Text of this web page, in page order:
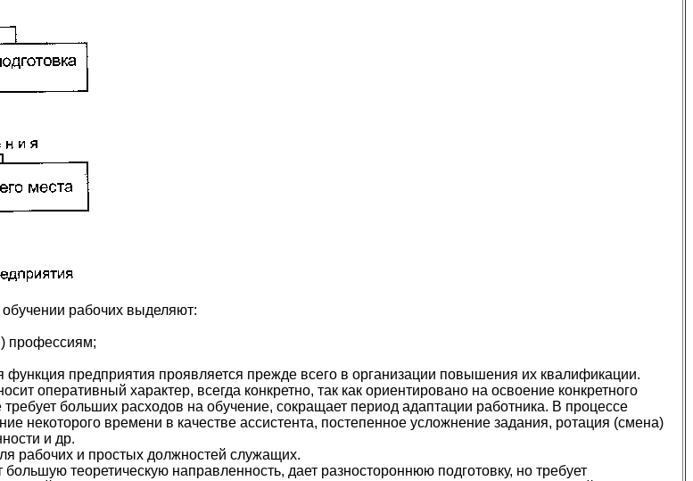
рабочих выделяют:
профессиям;
предприятия проявляется прежде всего в организации повышения их квалификации.
оперативный характер, всегда конкретно, так как ориентировано на освоение конкретного
больших расходов на обучение, сокращает период адаптации работника. В процессе
некоторого времени в качестве ассистента, постепенное усложнение задания, ротация (смена)
и др.
рабочих и простых должностей служащих.
теоретическую направленность, дает разностороннюю подготовку, но требует